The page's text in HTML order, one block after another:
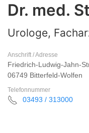
Dr. med.
Urologe,
Anschrift / Adresse
Friedrich-Ludwig-Jahn-
06749 Bitterfeld-Wolfen
Telefonnummer
03493 / 313000